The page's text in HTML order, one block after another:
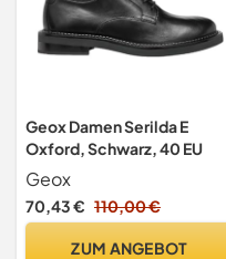
Geox Damen Serilda E
Oxford, Schwarz, 40 EU
Geox
70,43 € 110,00 €
ZUM ANGEBOT